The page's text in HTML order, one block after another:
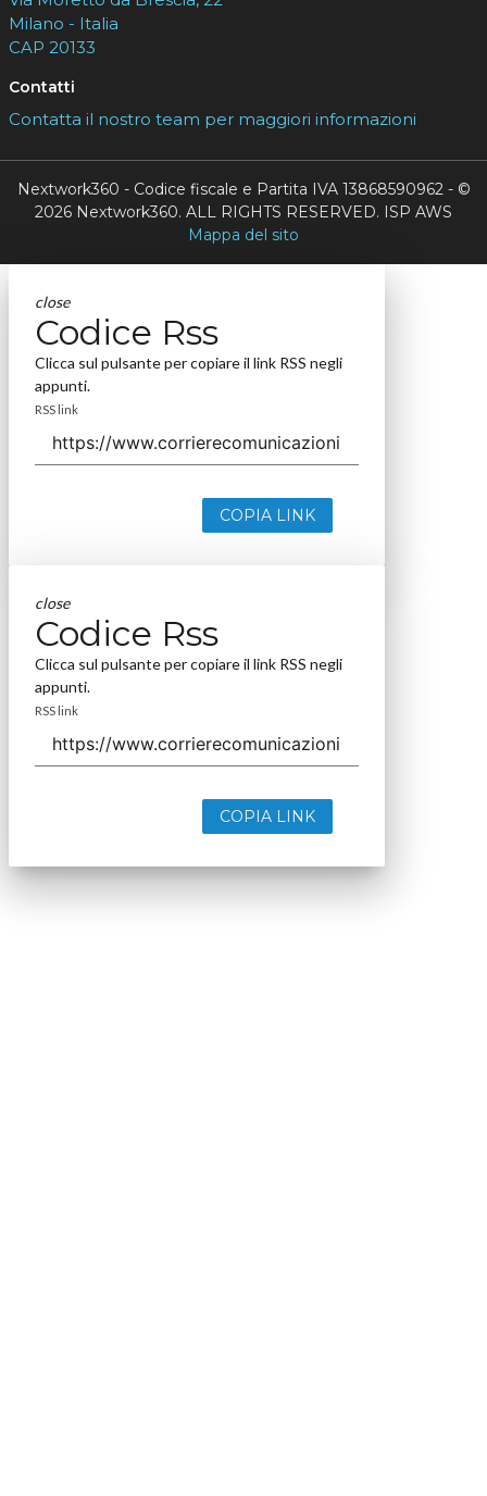
Milano - Italia
CAP 20133
Contatti
Contatta il nostro team per maggiori informazioni
Nextwork360 - Codice fiscale e Partita IVA 13868590962 - ©
2026 Nextwork360. ALL RIGHTS RESERVED. ISP AWS
Mappa del sito
close
Codice Rss
Clicca sul pulsante per copiare il link RSS negli
appunti.
RSS link
COPIA LINK
close
Codice Rss
Clicca sul pulsante per copiare il link RSS negli
appunti.
RSS link
COPIA LINK